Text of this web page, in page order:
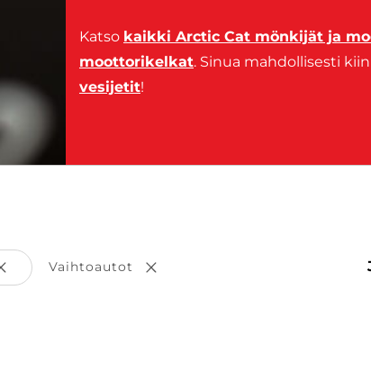
Katso kaikki Arctic Cat mönkijät ja
moottorikelkat. Sinua mahdollisesti
vesijetit!
Poista valinta
Vaihtoautot Poista valinta